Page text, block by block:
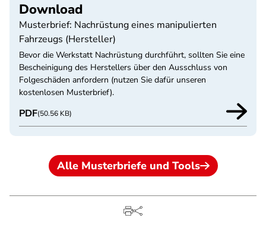
Download
Musterbrief: Nachrüstung eines manipulierten
Fahrzeugs (Hersteller)
Bevor die Werkstatt Nachrüstung durchführt, sollten Sie eine
Bescheinigung des Herstellers über den Ausschluss von
Folgeschäden anfordern (nutzen Sie dafür unseren
kostenlosen Musterbrief).
PDF(50.56 KB)
Alle Musterbriefe und Tools